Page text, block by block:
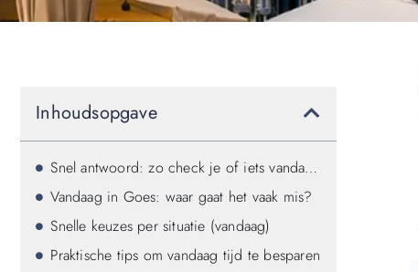
Inhoudsopgave
Snel antwoord: zo check je of iets vandaag open is (in 60 seconden)
Vandaag in Goes: waar gaat het vaak mis?
Snelle keuzes per situatie (vandaag)
Praktische tips om vandaag tijd te besparen